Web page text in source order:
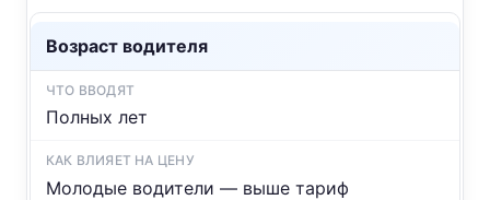
Возраст водителя
Полных лет
Молодые водители — выше тариф